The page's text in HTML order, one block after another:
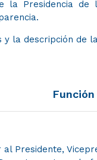
la Presidencia de
la descripción de
Función
Presidente,